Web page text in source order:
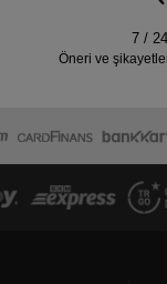
7 /
Öneri ve